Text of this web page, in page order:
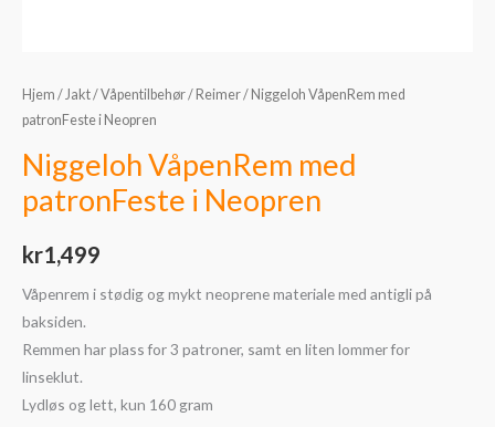
Hjem /Jakt/Våpentilbehør/ Reimer/ Niggeloh VåpenRem med
patronFeste i Neopren
Niggeloh VåpenRem med
patronFeste i Neopren
kr1,499
Våpenrem i stødig og mykt neoprene materiale med antigli på
baksiden.
Remmen har plass for 3 patroner, samt en liten lommer for
linseklut.
Lydløs og lett, kun 160 gram